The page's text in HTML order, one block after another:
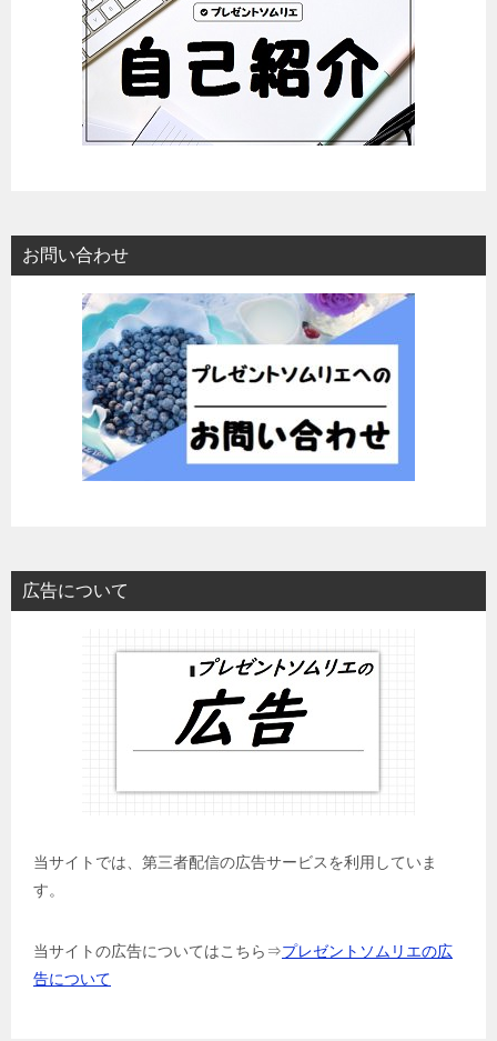
お問い合わせ
広告について
当サイトでは、第三者配信の広告サービスを利用していま
す。
当サイトの広告についてはこちら⇒プレゼントソムリエの広
告について